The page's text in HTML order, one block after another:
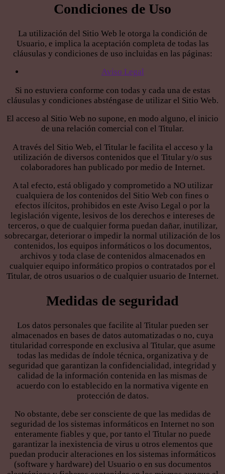
Condiciones de Uso
La utilización del Sitio Web le otorga la condición de
Usuario, e implica la aceptación completa de todas las
cláusulas y condiciones de uso incluidas en las páginas:
Aviso Legal
Si no estuviera conforme con todas y cada una de estas
cláusulas y condiciones absténgase de utilizar el Sitio Web.
El acceso al Sitio Web no supone, en modo alguno, el inicio
de una relación comercial con el Titular.
A través del Sitio Web, el Titular le facilita el acceso y la
utilización de diversos contenidos que el Titular y/o sus
colaboradores han publicado por medio de Internet.
A tal efecto, está obligado y comprometido a NO utilizar
cualquiera de los contenidos del Sitio Web con fines o
efectos ilícitos, prohibidos en este Aviso Legal o por la
legislación vigente, lesivos de los derechos e intereses de
terceros, o que de cualquier forma puedan dañar, inutilizar,
sobrecargar, deteriorar o impedir la normal utilización de los
contenidos, los equipos informáticos o los documentos,
archivos y toda clase de contenidos almacenados en
cualquier equipo informático propios o contratados por el
Titular, de otros usuarios o de cualquier usuario de Internet.
Medidas de seguridad
Los datos personales que facilite al Titular pueden ser
almacenados en bases de datos automatizadas o no, cuya
titularidad corresponde en exclusiva al Titular, que asume
todas las medidas de índole técnica, organizativa y de
seguridad que garantizan la confidencialidad, integridad y
calidad de la información contenida en las mismas de
acuerdo con lo establecido en la normativa vigente en
protección de datos.
No obstante, debe ser consciente de que las medidas de
seguridad de los sistemas informáticos en Internet no son
enteramente fiables y que, por tanto el Titular no puede
garantizar la inexistencia de virus u otros elementos que
puedan producir alteraciones en los sistemas informáticos
(software y hardware) del Usuario o en sus documentos